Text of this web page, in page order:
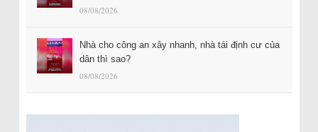
08/08/2026
Nhà cho công an xây nhanh, nhà tái định cư của
dân thì sao?
08/08/2026